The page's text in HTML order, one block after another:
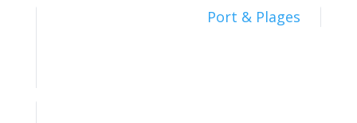
Port & Plages